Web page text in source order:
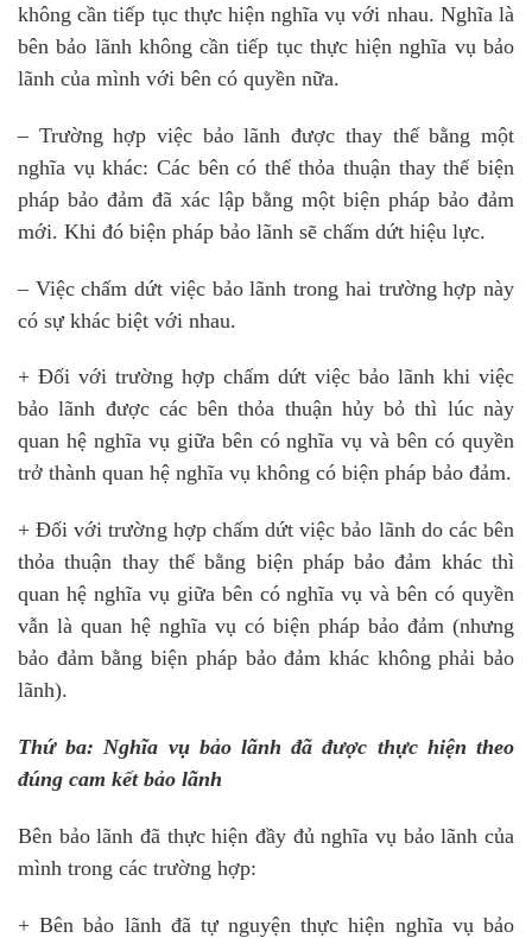
không cần tiếp tục thực hiện nghĩa vụ với nhau. Nghĩa là
bên bảo lãnh không cần tiếp tục thực hiện nghĩa vụ bảo
lãnh của mình với bên có quyền nữa.
– Trường hợp việc bảo lãnh được thay thế bằng một
nghĩa vụ khác: Các bên có thể thỏa thuận thay thế biện
pháp bảo đảm đã xác lập bằng một biện pháp bảo đảm
mới. Khi đó biện pháp bảo lãnh sẽ chấm dứt hiệu lực.
– Việc chấm dứt việc bảo lãnh trong hai trường hợp này
có sự khác biệt với nhau.
+ Đối với trường hợp chấm dứt việc bảo lãnh khi việc
bảo lãnh được các bên thỏa thuận hủy bỏ thì lúc này
quan hệ nghĩa vụ giữa bên có nghĩa vụ và bên có quyền
trở thành quan hệ nghĩa vụ không có biện pháp bảo đảm.
+ Đối với trường hợp chấm dứt việc bảo lãnh do các bên
thỏa thuận thay thế bằng biện pháp bảo đảm khác thì
quan hệ nghĩa vụ giữa bên có nghĩa vụ và bên có quyền
vẫn là quan hệ nghĩa vụ có biện pháp bảo đảm (nhưng
bảo đảm bằng biện pháp bảo đảm khác không phải bảo
lãnh).
Thứ ba: Nghĩa vụ bảo lãnh đã được thực hiện theo
đúng cam kết bảo lãnh
Bên bảo lãnh đã thực hiện đầy đủ nghĩa vụ bảo lãnh của
mình trong các trường hợp:
+ Bên bảo lãnh đã tự nguyện thực hiện nghĩa vụ bảo